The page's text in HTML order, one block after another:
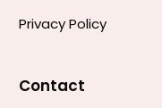
Privacy Policy
Contact